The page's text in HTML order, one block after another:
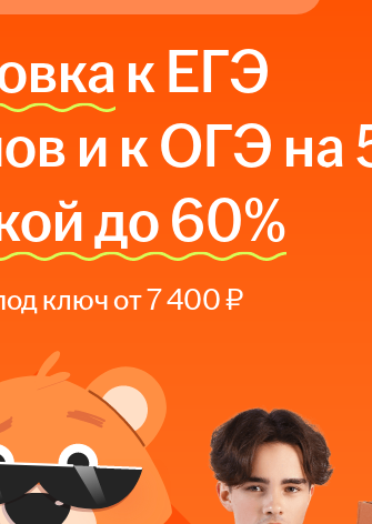
к ЕГЭ
и к ОГЭ на
до 60%
ключ от 7 400 ₽